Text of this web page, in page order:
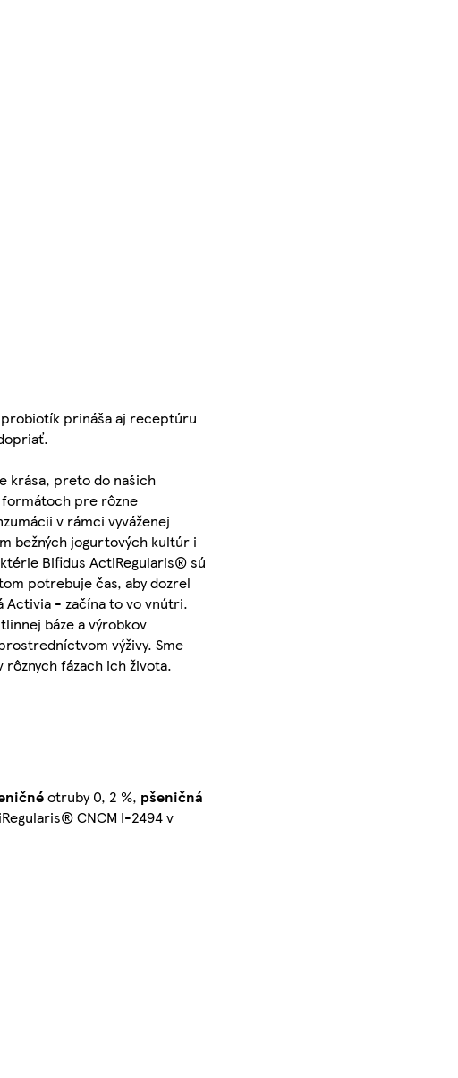
prináša aj receptúru
krása, preto do našich
formátoch pre rôzne
v rámci vyváženej
bežných jogurtových kultúr i
Bifidus ActiRegularis® sú
potrebuje čas, aby dozrel
Activia - začína to vo vnútri.
báze a výrobkov
výživy. Sme
fázach ich života.
otruby 0, 2 %, pšeničná
CNCM I-2494 v